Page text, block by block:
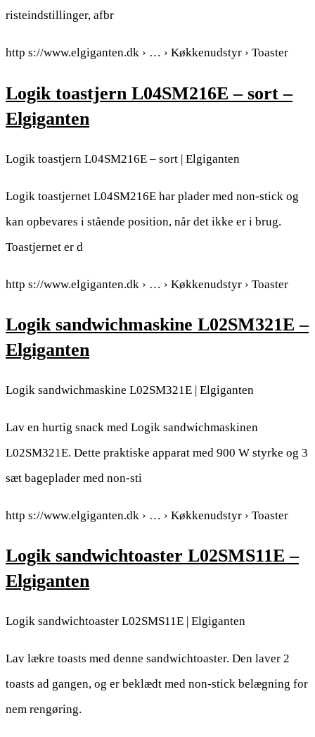
risteindstillinger, afbr
http s://www.elgiganten.dk › … › Køkkenudstyr › Toaster
Logik toastjern L04SM216E – sort –
Elgiganten
Logik toastjern L04SM216E – sort | Elgiganten
Logik toastjernet L04SM216E har plader med non-stick og
kan opbevares i stående position, når det ikke er i brug.
Toastjernet er d
http s://www.elgiganten.dk › … › Køkkenudstyr › Toaster
Logik sandwichmaskine L02SM321E –
Elgiganten
Logik sandwichmaskine L02SM321E | Elgiganten
Lav en hurtig snack med Logik sandwichmaskinen
L02SM321E. Dette praktiske apparat med 900 W styrke og 3
sæt bageplader med non-sti
http s://www.elgiganten.dk › … › Køkkenudstyr › Toaster
Logik sandwichtoaster L02SMS11E –
Elgiganten
Logik sandwichtoaster L02SMS11E | Elgiganten
Lav lækre toasts med denne sandwichtoaster. Den laver 2
toasts ad gangen, og er beklædt med non-stick belægning for
nem rengøring.